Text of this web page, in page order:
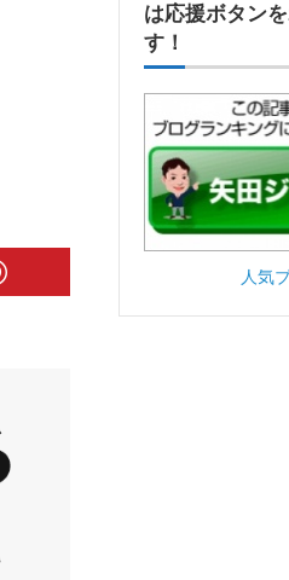
は応援ボタン
す！
人気